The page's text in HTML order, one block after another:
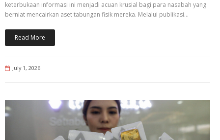
keterbukaan informasi ini menjadi acuan krusial bagi para nasabah yang
berniat mencairkan aset tabungan fisik mereka. Melalui publikasi…
Read More
July 1, 2026